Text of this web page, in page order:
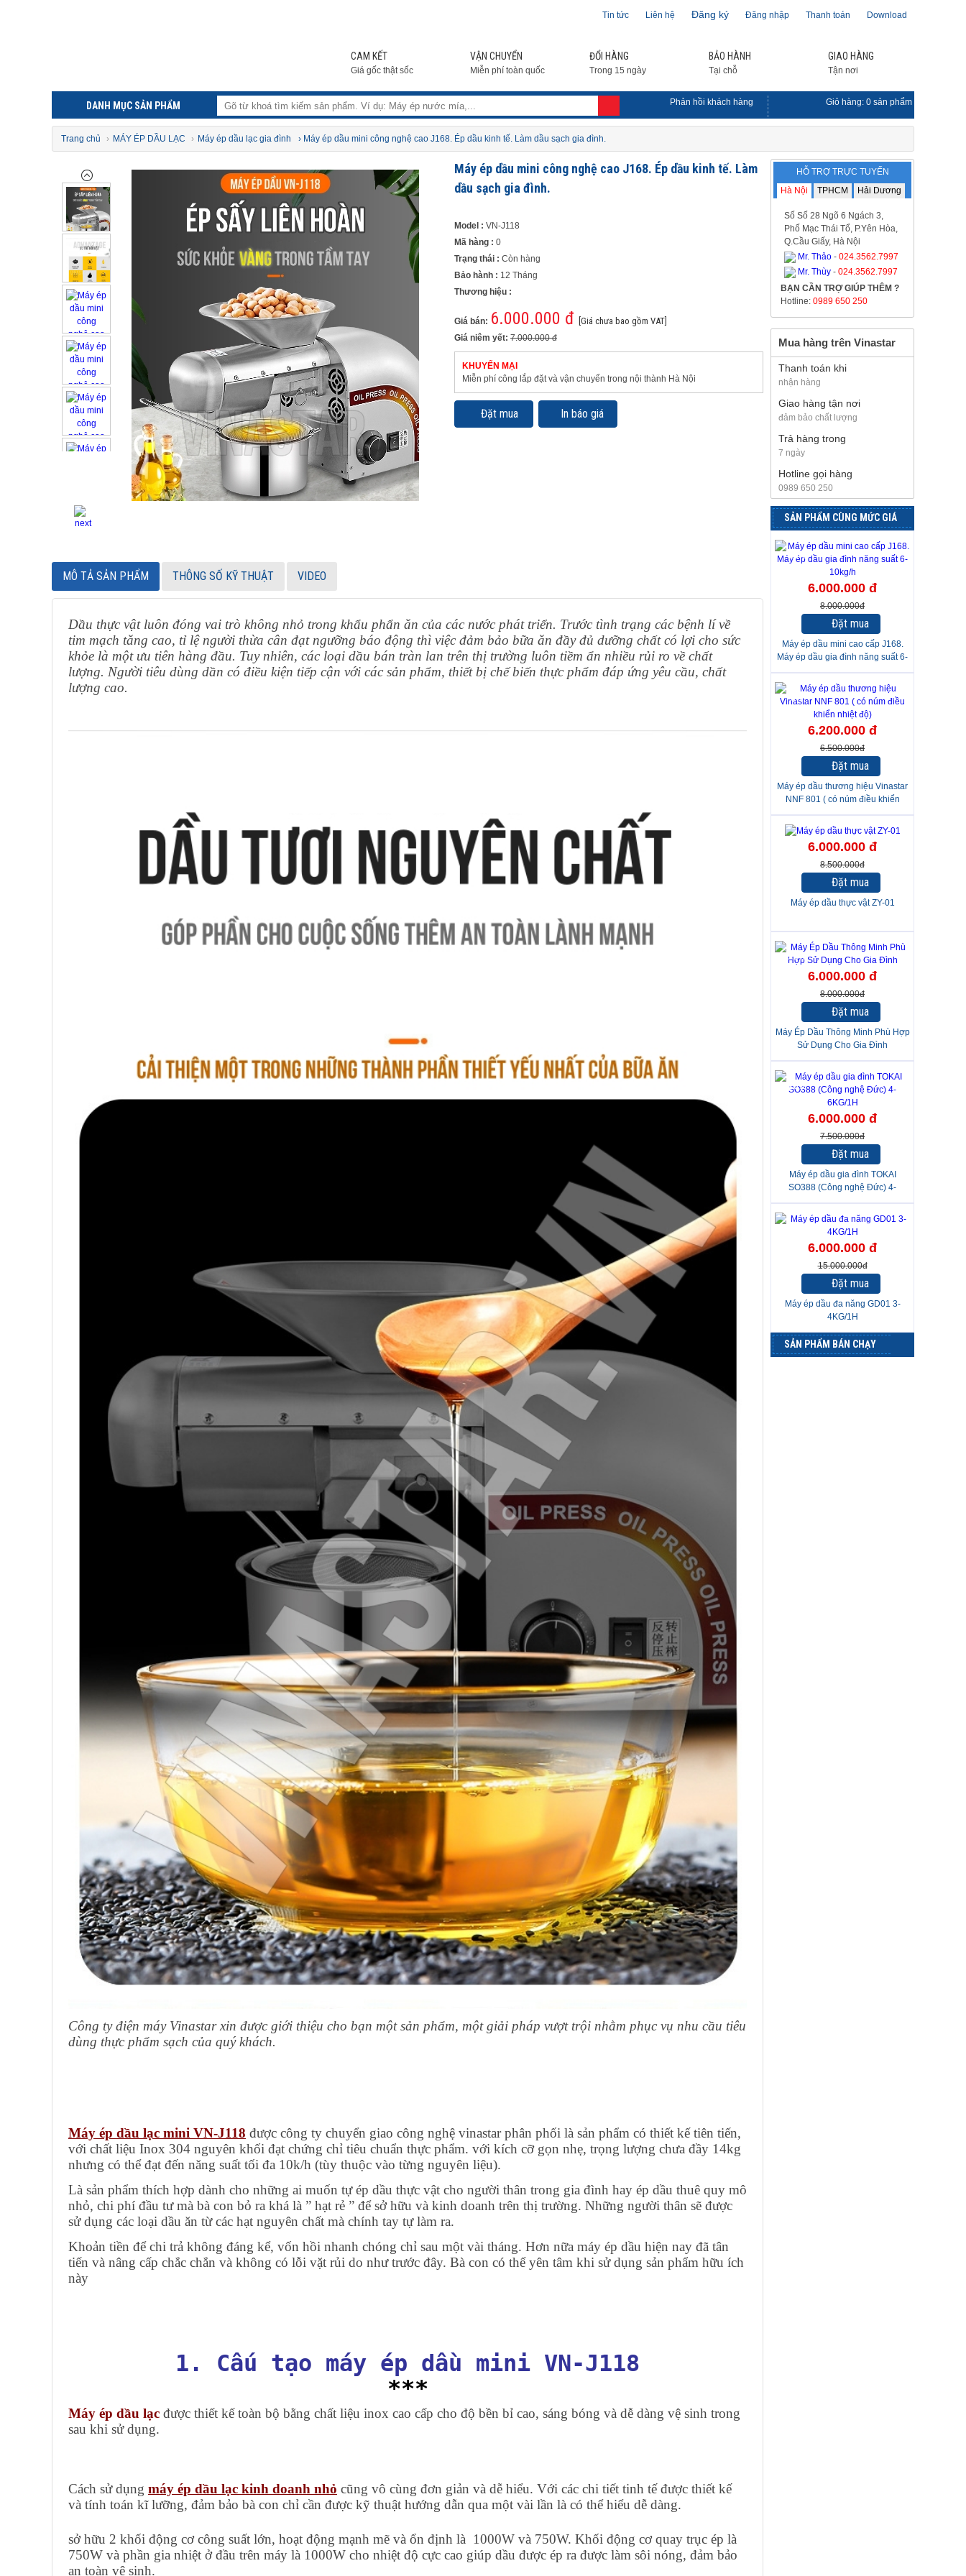
Tin tức Liên hệ Đăng ký Đăng nhập Thanh toán Download
CAM KẾT
Giá gốc thật sốc
VẬN CHUYỂN
Miễn phí toàn quốc
ĐỔI HÀNG
Trong 15 ngày
BẢO HÀNH
Tại chỗ
GIAO HÀNG
Tận nơi
DANH MỤC SẢN PHẨM Phản hồi khách hàng Giỏ hàng: 0 sản phẩm
Trang chủ › MÁY ÉP DẦU LẠC › Máy ép dầu lạc gia đình › Máy ép dầu mini công nghệ cao J168. Ép dầu kinh tế. Làm dầu sạch gia đình.
Máy ép dầu mini công nghệ cao J168. Ép dầu kinh tế. Làm
dầu sạch gia đình.
Model : VN-J118
Mã hàng : 0
Trạng thái : Còn hàng
Bảo hành : 12 Tháng
Thương hiệu :
Giá bán: 6.000.000 đ [Giá chưa bao gồm VAT]
Giá niêm yết: 7.000.000 đ
KHUYẾN MẠI
Miễn phí công lắp đặt và vận chuyển trong nội thành Hà Nội
Đặt mua In báo giá
MÔ TẢ SẢN PHẨM THÔNG SỐ KỸ THUẬT VIDEO
Dầu thực vật luôn đóng vai trò không nhỏ trong khẩu phẩn ăn của các nước phát triển. Trước tình trạng các bệnh lí về
tim mạch tăng cao, tỉ lệ người thừa cân đạt ngưỡng báo động thì việc đảm bảo bữa ăn đầy đủ dưỡng chất có lợi cho sức
khỏe là một ưu tiên hàng đầu. Tuy nhiên, các loại dầu bán tràn lan trên thị trường luôn tiềm ẩn nhiều rủi ro về chất
lượng. Người tiêu dùng dần có điều kiện tiếp cận với các sản phẩm, thiết bị chế biến thực phẩm đáp ứng yêu cầu, chất
lượng cao.
Công ty điện máy Vinastar xin được giới thiệu cho bạn một sản phẩm, một giải pháp vượt trội nhằm phục vụ nhu cầu tiêu
dùng thực phẩm sạch của quý khách.
Máy ép dầu lạc mini VN-J118 được công ty chuyển giao công nghệ vinastar phân phối là sản phẩm có thiết kế tiên tiến,
với chất liệu Inox 304 nguyên khối đạt chứng chỉ tiêu chuẩn thực phẩm. với kích cỡ gọn nhẹ, trọng lượng chưa đầy 14kg
nhưng có thể đạt đến năng suất tối đa 10k/h (tùy thuộc vào từng nguyên liệu).
Là sản phẩm thích hợp dành cho những ai muốn tự ép dầu thực vật cho người thân trong gia đình hay ép dầu thuê quy mô
nhỏ, chi phí đầu tư mà bà con bỏ ra khá là ” hạt rẻ ” để sở hữu và kinh doanh trên thị trường. Những người thân sẽ được
sử dụng các loại dầu ăn từ các hạt nguyên chất mà chính tay tự làm ra.
Khoản tiền để chi trả không đáng kể, vốn hồi nhanh chóng chỉ sau một vài tháng. Hơn nữa máy ép dầu hiện nay đã tân
tiến và nâng cấp chắc chắn và không có lỗi vặt rủi do như trước đây. Bà con có thể yên tâm khi sử dụng sản phẩm hữu ích
này
1. Cấu tạo máy ép dầu mini VN-J118
***
Máy ép dầu lạc được thiết kế toàn bộ bằng chất liệu inox cao cấp cho độ bền bỉ cao, sáng bóng và dễ dàng vệ sinh trong
sau khi sử dụng.
Cách sử dụng máy ép dầu lạc kinh doanh nhỏ cũng vô cùng đơn giản và dễ hiểu. Với các chi tiết tinh tế được thiết kế
và tính toán kĩ lưỡng, đảm bảo bà con chỉ cần được kỹ thuật hướng dẫn qua một vài lần là có thể hiểu dễ dàng.
sở hữu 2 khối động cơ công suất lớn, hoạt động mạnh mẽ và ổn định là 1000W và 750W. Khối động cơ quay trục ép là
750W và phần gia nhiệt ở đầu trên máy là 1000W cho nhiệt độ cực cao giúp dầu được ép ra được làm sôi nóng, đảm bảo
an toàn vệ sinh.
HỖ TRỢ TRỰC TUYẾN
Hà Nội
TPHCM Hải Dương
Số Số 28 Ngõ 6 Ngách 3,
Phố Mạc Thái Tổ, P.Yên Hòa,
Q.Cầu Giấy, Hà Nội
Mr. Thảo - 024.3562.7997
Mr. Thùy - 024.3562.7997
BẠN CẦN TRỢ GIÚP THÊM ?
Hotline: 0989 650 250
Mua hàng trên Vinastar
Thanh toán khi
nhận hàng
Giao hàng tận nơi
đảm bảo chất lượng
Trả hàng trong
7 ngày
Hotline gọi hàng
0989 650 250
SẢN PHẨM CÙNG MỨC GIÁ
-25%
6.000.000 đ
8.000.000đ
Đặt mua
Máy ép dầu mini cao cấp J168.
Máy ép dầu gia đình năng suất 6-
10kg/h
-5%
6.200.000 đ
6.500.000đ
Đặt mua
Máy ép dầu thương hiệu Vinastar
NNF 801 ( có núm điều khiển
nhiệt độ)
6.000.000 đ
8.500.000đ
Đặt mua
Máy ép dầu thực vật ZY-01
-25%
6.000.000 đ
8.000.000đ
Đặt mua
Máy Ép Dầu Thông Minh Phù Hợp
Sử Dụng Cho Gia Đình
-20%
6.000.000 đ
7.500.000đ
Đặt mua
Máy ép dầu gia đình TOKAI
SO388 (Công nghệ Đức) 4-
6KG/1H
6.000.000 đ
15.000.000đ
Đặt mua
Máy ép dầu đa năng GD01 3-
4KG/1H
SẢN PHẨM BÁN CHẠY